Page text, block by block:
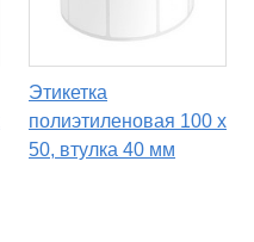
Этикетка
полиэтиленовая 100 x
50, втулка 40 мм